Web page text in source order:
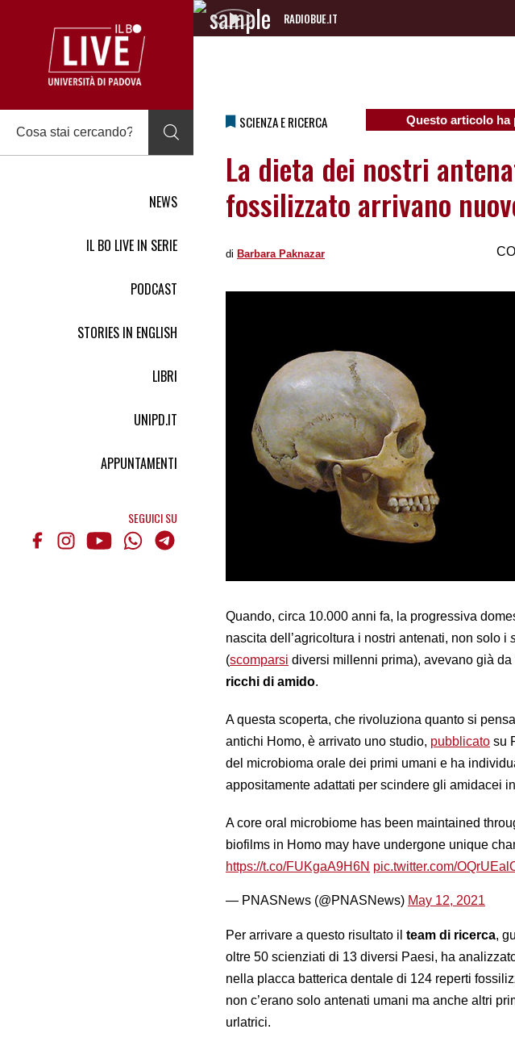
NEWS
IL BO LIVE IN SERIE
PODCAST
STORIES IN ENGLISH
LIBRI
UNIPD.IT
APPUNTAMENTI
SEGUICI SU
RADIOBUE.IT
Audio
SCIENZA E RICERCA Questo articolo ha
La dieta dei nostri
fossilizzato arrivano
di Barbara Paknazar
Quando, circa 10.000 anni fa, la progressiva
nascita dell’agricoltura i nostri antenati, non solo i
(scomparsi diversi millenni prima), avevano già
ricchi di amido.
A questa scoperta, che rivoluziona quanto si
antichi Homo, è arrivato uno studio, pubblicato su
del microbioma orale dei primi umani e ha
appositamente adattati per scindere gli amidacei
A core oral microbiome has been maintained
biofilms in Homo may have undergone unique
https://t.co/FUKgaA9H6N pic.twitter.com/
— PNASNews (@PNASNews) May 12, 2021
Per arrivare a questo risultato il team di ricerca,
oltre 50 scienziati di 13 diversi Paesi, ha
nella placca batterica dentale di 124 reperti
non c’erano solo antenati umani ma anche altri
urlatrici.